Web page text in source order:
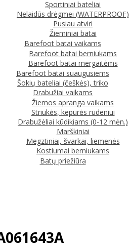
Sportiniai bateliai
Nelaidūs drėgmei (WATERPROOF)
Pusiau atviri
Žieminiai batai
Barefoot batai vaikams
Barefoot batai berniukams
Barefoot batai mergaitėms
Barefoot batai suaugusiems
Šokių bateliai (češkės), triko
Drabužiai vaikams
Žiemos apranga vaikams
Striukės, kepurės rudeniui
Drabužėliai kūdikiams (0-12 mėn.)
Marškiniai
Megztiniai, švarkai, liemenės
Kostiumai berniukams
Batų priežiūra